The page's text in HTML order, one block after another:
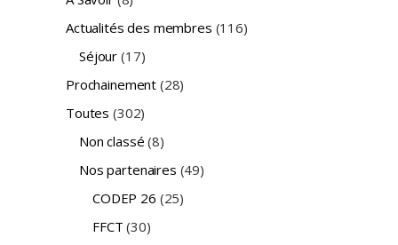
Actualités des membres (116)
Séjour (17)
Prochainement (28)
Toutes (302)
Non classé (8)
Nos partenaires (49)
CODEP 26 (25)
FFCT (30)